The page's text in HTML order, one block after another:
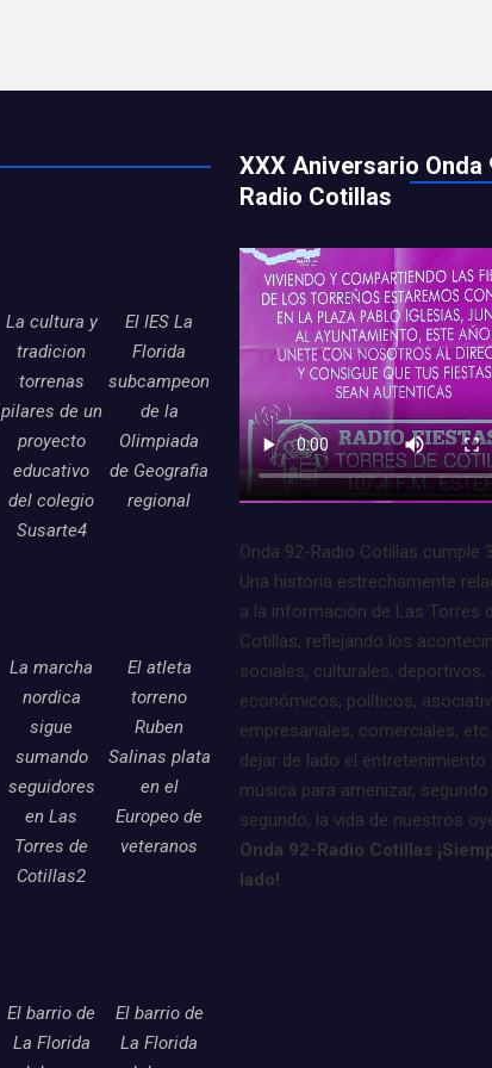
La cultura y
tradicion
torrenas
pilares de un
proyecto
educativo
del colegio
Susarte4
El IES La
Florida
subcampeon
de la
Olimpiada
de Geografia
regional
La marcha
nordica
sigue
sumando
seguidores
en Las
Torres de
Cotillas2
El atleta
torreno
Ruben
Salinas plata
en el
Europeo de
veteranos
El barrio de
La Florida
El barrio de
La Florida
XXX Aniversario Onda
Radio Cotillas
Onda 92-Radio Cotillas cumple
Una historia estrechamente
a la información de Las Torres
Cotillas, reflejando los
sociales, culturales, deportivos,
económicos, políticos,
empresariales, comerciales,
dejar de lado el entretenimiento
música para amenizar, segundo
segundo, la vida de nuestros
Onda 92-Radio Cotillas
lado!